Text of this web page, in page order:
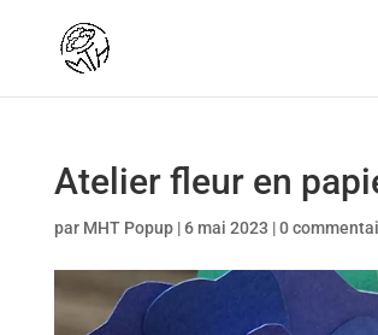
Atelier fleur en
par MHT Popup|6 mai 2023 |0